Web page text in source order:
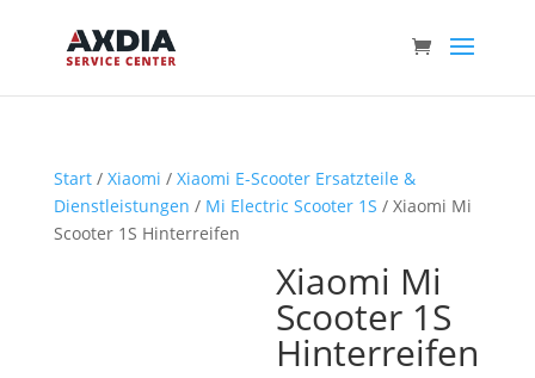
Start/ Xiaomi / Xiaomi E-Scooter Ersatzteile &
Dienstleistungen / Mi Electric Scooter 1S / Xiaomi Mi
Scooter 1S Hinterreifen
Xiaomi Mi
Scooter 1S
Hinterreifen